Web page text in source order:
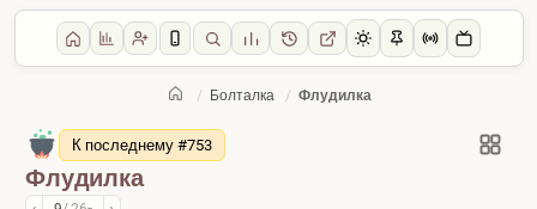
/ Болталка / Флудилка
Главная / Болталка
Флудилка
К последнему #753